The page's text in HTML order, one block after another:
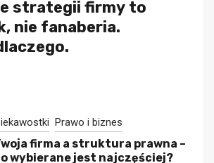
strategii firmy to
nie fanaberia.
Prawo i biznes
firma a struktura prawna –
wybierane jest najczęściej?